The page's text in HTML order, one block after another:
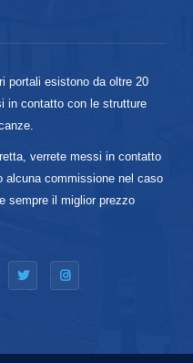
portali esistono da oltre 20
in contatto con le strutture
verrete messi in contatto
alcuna commissione nel caso
sempre il miglior prezzo